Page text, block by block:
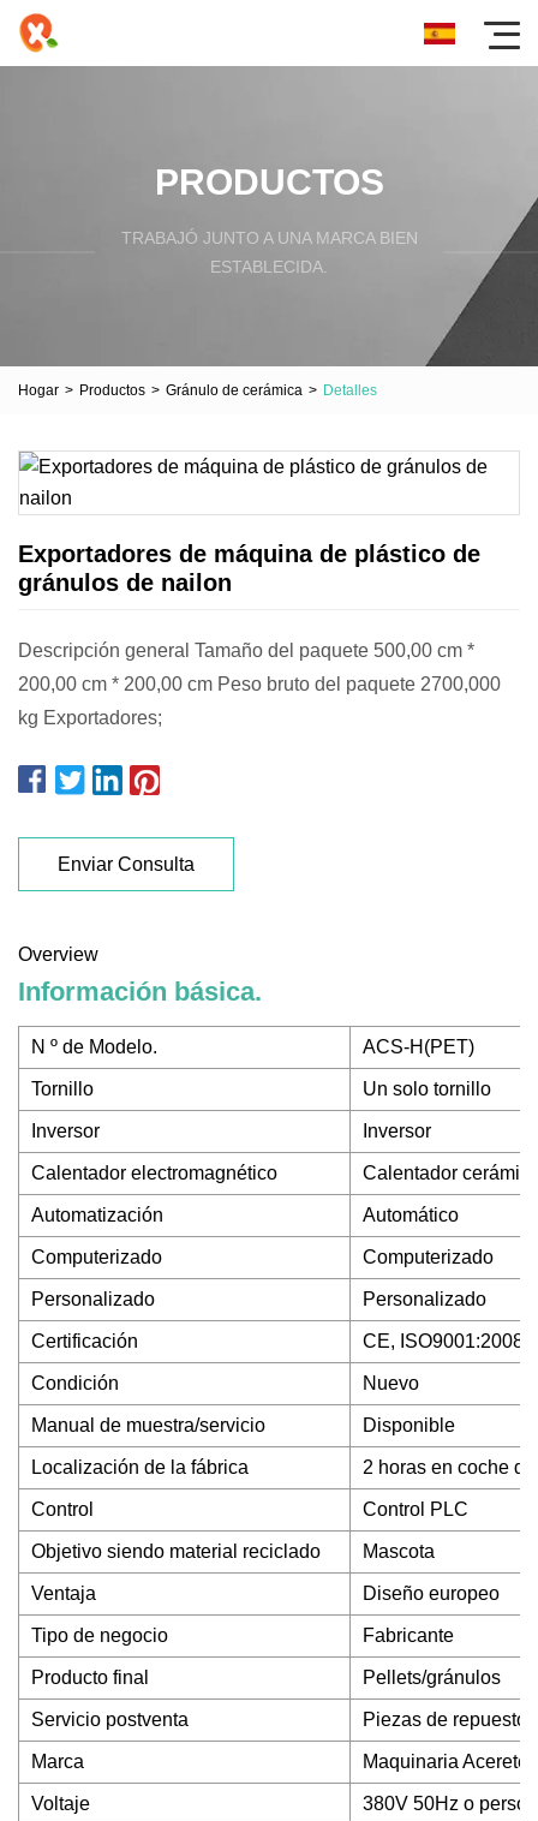
PRODUCTOS
TRABAJÓ JUNTO A UNA MARCA BIEN
ESTABLECIDA.
Hogar > Productos > Gránulo de cerámica > Detalles
Exportadores de máquina de plástico de
gránulos de nailon
Descripción general Tamaño del paquete 500,00 cm *
200,00 cm * 200,00 cm Peso bruto del paquete 2700,000
kg Exportadores;
Enviar Consulta
Overview
Información básica.
N º de Modelo. ACS-H(PET)
Tornillo Un solo tornillo
Inversor Inversor
Calentador electromagnético Calentador
Automatización Automático
Computerizado Computerizado
Personalizado Personalizado
Certificación CE, ISO9001:2008,
Condición Nuevo
Manual de muestra/servicio Disponible
Localización de la fábrica 2 horas en coche
Control Control PLC
Objetivo siendo material reciclado Mascota
Ventaja Diseño europeo
Tipo de negocio Fabricante
Producto final Pellets/gránulos
Servicio postventa Piezas de repuesto
Marca Maquinaria
Voltaje 380V 50Hz o